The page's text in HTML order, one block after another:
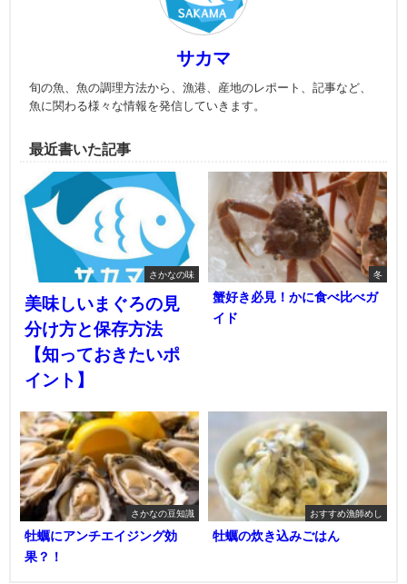
サカマ
旬の魚、魚の調理方法から、漁港、産地のレポート、記事など、
魚に関わる様々な情報を発信していきます。
最近書いた記事
さかなの味
美味しいまぐろの見
分け方と保存方法
【知っておきたいポ
イント】
冬
蟹好き必見！かに食べ比べガ
イド
さかなの豆知識
牡蠣にアンチエイジング効
果？！
おすすめ漁師めし
牡蠣の炊き込みごはん